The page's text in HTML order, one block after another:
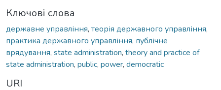
Ключові слова
державне управління, теорія державного управління,
практика державного управління, публічне
врядування, state administration, theory and practice of
state administration, public, power, democratic
URI